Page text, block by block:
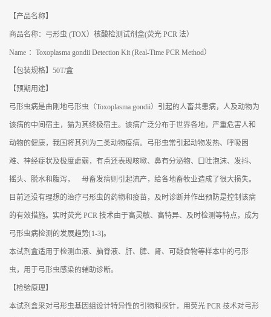
公
动
态
品
展
证
书
誉
联
方
式
线
【产品名称】
商品名称：弓形虫 (TOX）核酸检测试剂盒(荧光 PCR 法）
Name ：Toxoplasma gondii Detection Kit (Real-Time PCR Method）
【包装规格】50T/盒
【预期用途】
弓形虫病是由刚地弓形虫（Toxoplasma gondii）引起的人畜共患病，人及动物为
该病的中间宿主，猫为其终极宿主。该病广泛分布于世界各地，严重危害人和
动物的健康，我国将其列为二类动物疫病。弓形虫常引起动物发热、呼吸困
难、神经症状及极度虚弱，有点还表现咳嗽、鼻有分泌物、口吐泡沫、发抖、
摇头、脱水和腹泻， 母畜发病则引起流产，给各地畜牧业造成了很大损失。
目前还没有理想的治疗弓形虫的药物和疫苗，及时诊断并作出预防是控制该病
的有效措施。实时荧光 PCR 技术由于高灵敏、高特异、及时检测等特点，成为
弓形虫病检测的发展趋势[1-3]。
本试剂盒适用于检测血液、脑脊液、肝、脾、肾、可疑食物等样本中的弓形
虫，用于弓形虫感染的辅助诊断。
【检验原理】
本试剂盒采对弓形虫基因组设计特异性的引物和探针，用荧光 PCR 技术对弓形